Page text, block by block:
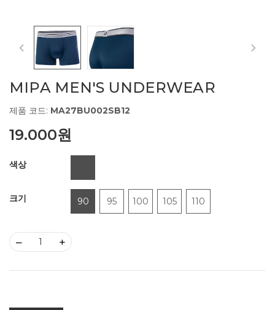
MIPA MEN'S UNDERWEAR
제품 코드: MA27BU002SB12
19.000원
색상
크기 90 95 100 105 110
– +